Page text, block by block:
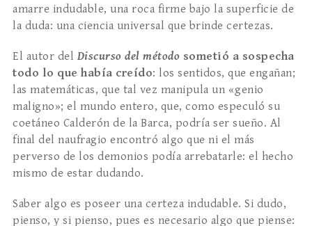
amarre indudable, una roca firme bajo la superficie de
la duda: una ciencia universal que brinde certezas.
El autor del Discurso del método sometió a sospecha
todo lo que había creído: los sentidos, que engañan;
las matemáticas, que tal vez manipula un «genio
maligno»; el mundo entero, que, como especuló su
coetáneo Calderón de la Barca, podría ser sueño. Al
final del naufragio encontró algo que ni el más
perverso de los demonios podía arrebatarle: el hecho
mismo de estar dudando.
Saber algo es poseer una certeza indudable. Si dudo,
pienso, y si pienso, pues es necesario algo que piense: